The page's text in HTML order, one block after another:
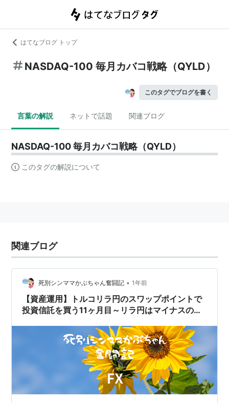
はてなブログ トップ
NASDAQ-100 毎月カバコ戦略（QYLD）
このタグでブログを書く
言葉の解説 ネットで話題 関連ブログ
NASDAQ-100 毎月カバコ戦略（QYLD）
このタグの解説について
関連ブログ
死別シンママかぶちゃん奮闘記 • 1年前
【資産運用】トルコリラ円のスワップポイントで
投資信託を買う11ヶ月目～リラ円はマイナスのま